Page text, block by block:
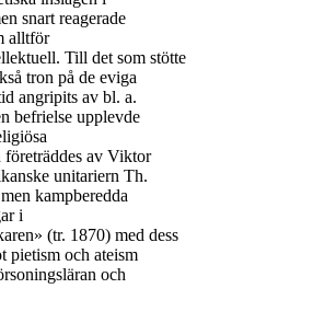
snart reagerade
alltför
Till det som stötte
tron på de eviga
angripits av bl. a.
befrielse upplevde
företräddes av Viktor
unitariern Th.
kampberedda
i
(tr. 1870) med dess
pietism och ateism
och